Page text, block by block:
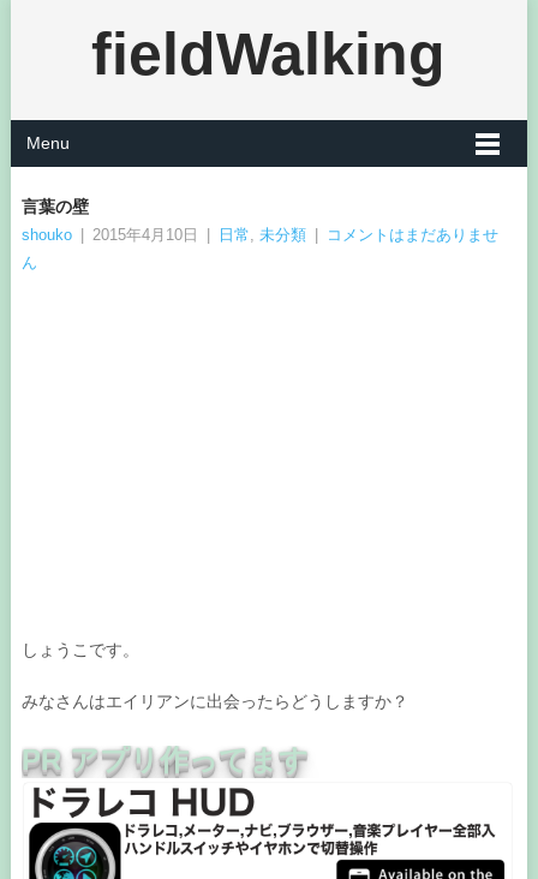
fieldWalking
Menu
言葉の壁
shouko 2015年4月10日 日常, 未分類
コメントはまだありませ
ん
しょうこです。
みなさんはエイリアンに出会ったらどうしますか？
PR アプリ作ってます